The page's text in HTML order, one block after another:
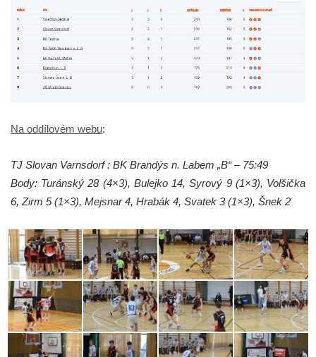
Na oddílovém webu:
TJ Slovan Varnsdorf : BK Brandýs n. Labem „B“ – 75:49
Body: Turánský 28 (4×3), Bulejko 14, Syrový 9 (1×3), Volšička
6, Zirm 5 (1×3), Mejsnar 4, Hrabák 4, Svatek 3 (1×3), Šnek 2